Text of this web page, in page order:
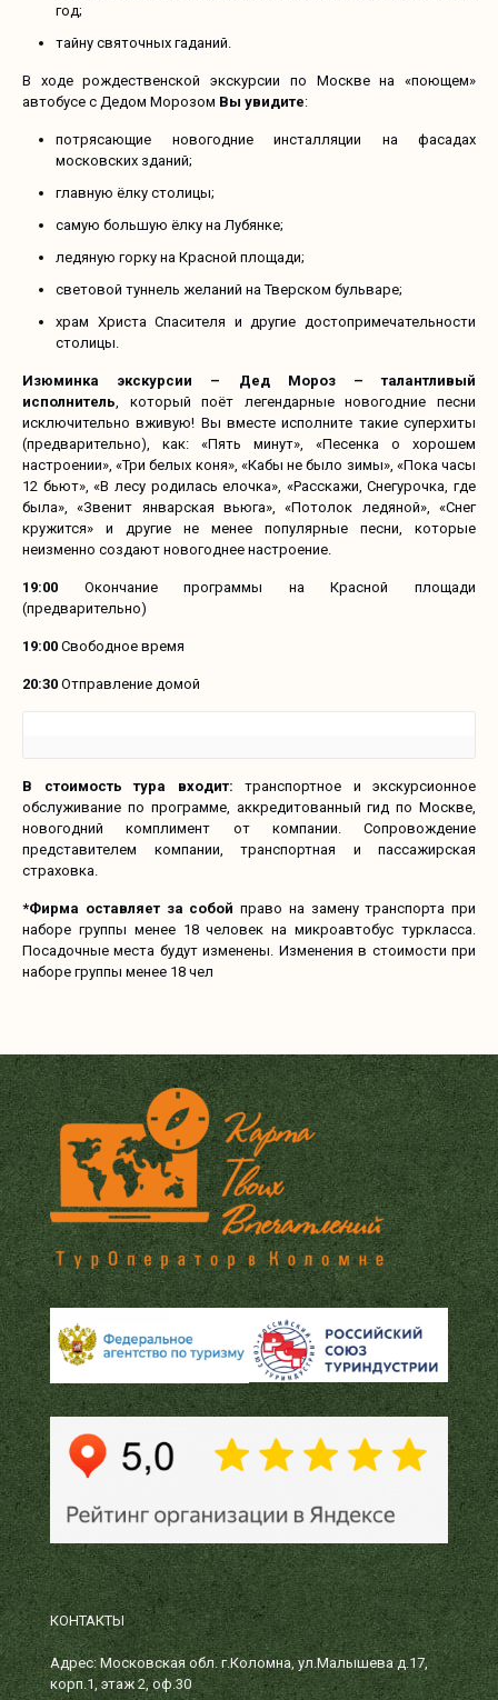
год;
тайну святочных гаданий.
В ходе рождественской экскурсии по Москве на «поющем»
автобусе с Дедом Морозом Вы увидите:
потрясающие новогодние инсталляции на фасадах
московских зданий;
главную ёлку столицы;
самую большую ёлку на Лубянке;
ледяную горку на Красной площади;
световой туннель желаний на Тверском бульваре;
храм Христа Спасителя и другие достопримечательности
столицы.
Изюминка экскурсии – Дед Мороз – талантливый
исполнитель , который поёт легендарные новогодние песни
исключительно вживую! Вы вместе исполните такие суперхиты
(предварительно), как: «Пять минут», «Песенка о хорошем
настроении», «Три белых коня», «Кабы не было зимы», «Пока часы
12 бьют», «В лесу родилась елочка», «Расскажи, Снегурочка, где
была», «Звенит январская вьюга», «Потолок ледяной», «Снег
кружится» и другие не менее популярные песни, которые
неизменно создают новогоднее настроение.
19:00 Окончание программы на Красной площади
(предварительно)
19:00 Свободное время
20:30 Отправление домой
В стоимость тура входит: транспортное и экскурсионное
обслуживание по программе, аккредитованный гид по Москве,
новогодний комплимент от компании. Сопровождение
представителем компании, транспортная и пассажирская
страховка.
*Фирма оставляет за собой право на замену транспорта при
наборе группы менее 18 человек на микроавтобус туркласса.
Посадочные места будут изменены. Изменения в стоимости при
наборе группы менее 18 чел
КОНТАКТЫ
Адрес: Московская обл. г.Коломна, ул.Малышева д.17,
корп.1, этаж 2, оф.30